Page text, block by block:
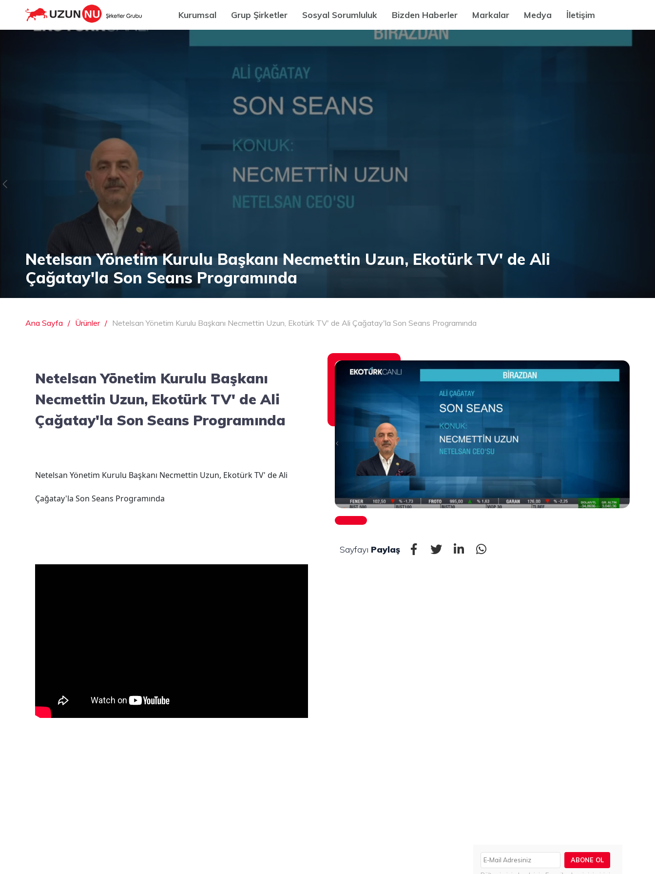
Kurumsal Grup Şirketler Sosyal Sorumluluk Bizden Haberler Markalar Medya İletişim
Netelsan Yönetim Kurulu Başkanı Necmettin Uzun, Ekotürk TV' de Ali
Çağatay'la Son Seans Programında
Ana Sayfa Ürünler Netelsan Yönetim Kurulu Başkanı Necmettin Uzun, Ekotürk TV' de Ali Çağatay'la Son Seans Programında
Netelsan Yönetim Kurulu Başkanı
Necmettin Uzun, Ekotürk TV' de Ali
Çağatay'la Son Seans Programında
Netelsan Yönetim Kurulu Başkanı Necmettin Uzun, Ekotürk TV' de Ali
Çağatay'la Son Seans Programında
Sayfayı Paylaş
ABONE OL